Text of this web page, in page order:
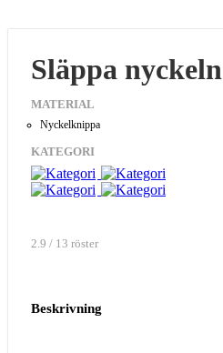
Släppa nyckeln
MATERIAL
Nyckelknippa
KATEGORI
2.9 / 13 röster
Beskrivning